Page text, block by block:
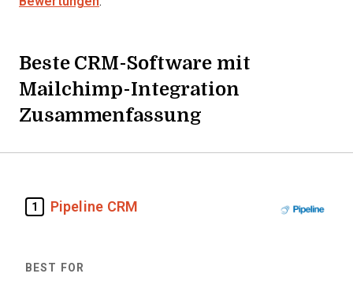
Beste CRM-Software mit
Mailchimp-Integration
Zusammenfassung
1 Pipeline CRM